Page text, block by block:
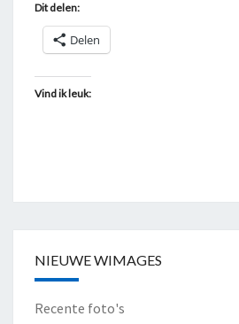
Dit delen:
Delen
Vind ik leuk:
NIEUWE WIMAGES
Recente foto's